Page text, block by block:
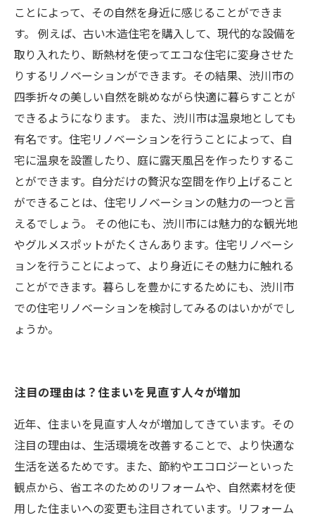
ことによって、その自然を身近に感じることができま
す。 例えば、古い木造住宅を購入して、現代的な設備を
取り入れたり、断熱材を使ってエコな住宅に変身させた
りするリノベーションができます。その結果、渋川市の
四季折々の美しい自然を眺めながら快適に暮らすことが
できるようになります。 また、渋川市は温泉地としても
有名です。住宅リノベーションを行うことによって、自
宅に温泉を設置したり、庭に露天風呂を作ったりするこ
とができます。自分だけの贅沢な空間を作り上げること
ができることは、住宅リノベーションの魅力の一つと言
えるでしょう。 その他にも、渋川市には魅力的な観光地
やグルメスポットがたくさんあります。住宅リノベーシ
ョンを行うことによって、より身近にその魅力に触れる
ことができます。暮らしを豊かにするためにも、渋川市
での住宅リノベーションを検討してみるのはいかがでし
ょうか。
注目の理由は？住まいを見直す人々が増加
近年、住まいを見直す人々が増加してきています。その
注目の理由は、生活環境を改善することで、より快適な
生活を送るためです。また、節約やエコロジーといった
観点から、省エネのためのリフォームや、自然素材を使
用した住まいへの変更も注目されています。リフォーム